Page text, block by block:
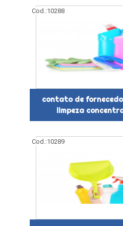
Cod.:10288
contato de
limpeza
Cod.:10289